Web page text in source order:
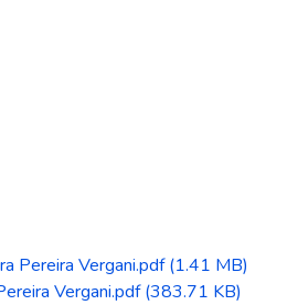
Pereira Vergani.pdf(1.41 MB)
Vergani.pdf(383.71 KB)